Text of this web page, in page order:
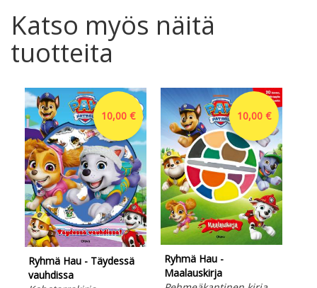
Katso myös näitä
tuotteita
10,00 €
Ryhmä Hau - Täydessä
vauhdissa
10,00 €
Ryhmä Hau -
Maalauskirja